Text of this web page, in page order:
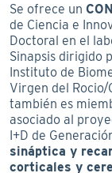
Se ofrece un
de Ciencia e
Doctoral en el
Sinapsis dirigido
Instituto de
Virgen del Rocio/
también es
asociado al
I+D de
sináptica y
corticales y